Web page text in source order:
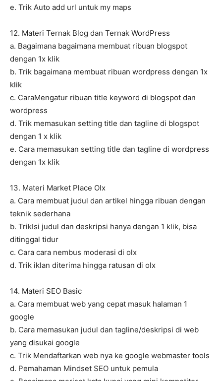
e. Trik Auto add url untuk my maps
12. Materi Ternak Blog dan Ternak WordPress
a. Bagaimana bagaimana membuat ribuan blogspot
dengan 1x klik
b. Trik bagaimana membuat ribuan wordpress dengan 1x
klik
c. CaraMengatur ribuan title keyword di blogspot dan
wordpress
d. Trik memasukan setting title dan tagline di blogspot
dengan 1 x klik
e. Cara memasukan setting title dan tagline di wordpress
dengan 1x klik
13. Materi Market Place Olx
a. Cara membuat judul dan artikel hingga ribuan dengan
teknik sederhana
b. TrikIsi judul dan deskripsi hanya dengan 1 klik, bisa
ditinggal tidur
c. Cara cara nembus moderasi di olx
d. Trik iklan diterima hingga ratusan di olx
14. Materi SEO Basic
a. Cara membuat web yang cepat masuk halaman 1
google
b. Cara memasukan judul dan tagline/deskripsi di web
yang disukai google
c. Trik Mendaftarkan web nya ke google webmaster tools
d. Pemahaman Mindset SEO untuk pemula